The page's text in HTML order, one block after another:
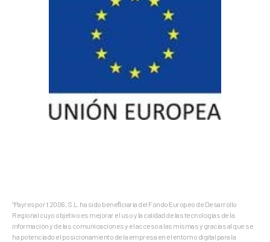
“Payrespor t 2006, S.L. ha sido beneﬁciaria del Fondo Europeo de Desarrollo
Regional cuyo objetivo es mejorar el uso y la calidad de las tecnologías de la
información y de las comunicaciones y el acceso a las mismas y gracias al que se
ha potenciado el posicionamiento de la empresa en el entorno digital para la